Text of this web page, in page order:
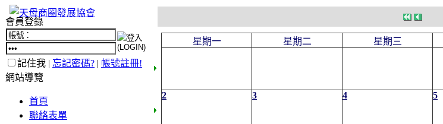
會員登錄
記住我 | 忘記密碼? | 帳號註冊!
網站導覽
首頁
聯絡表單
星期一 星期二 星期三
2 3 4 5